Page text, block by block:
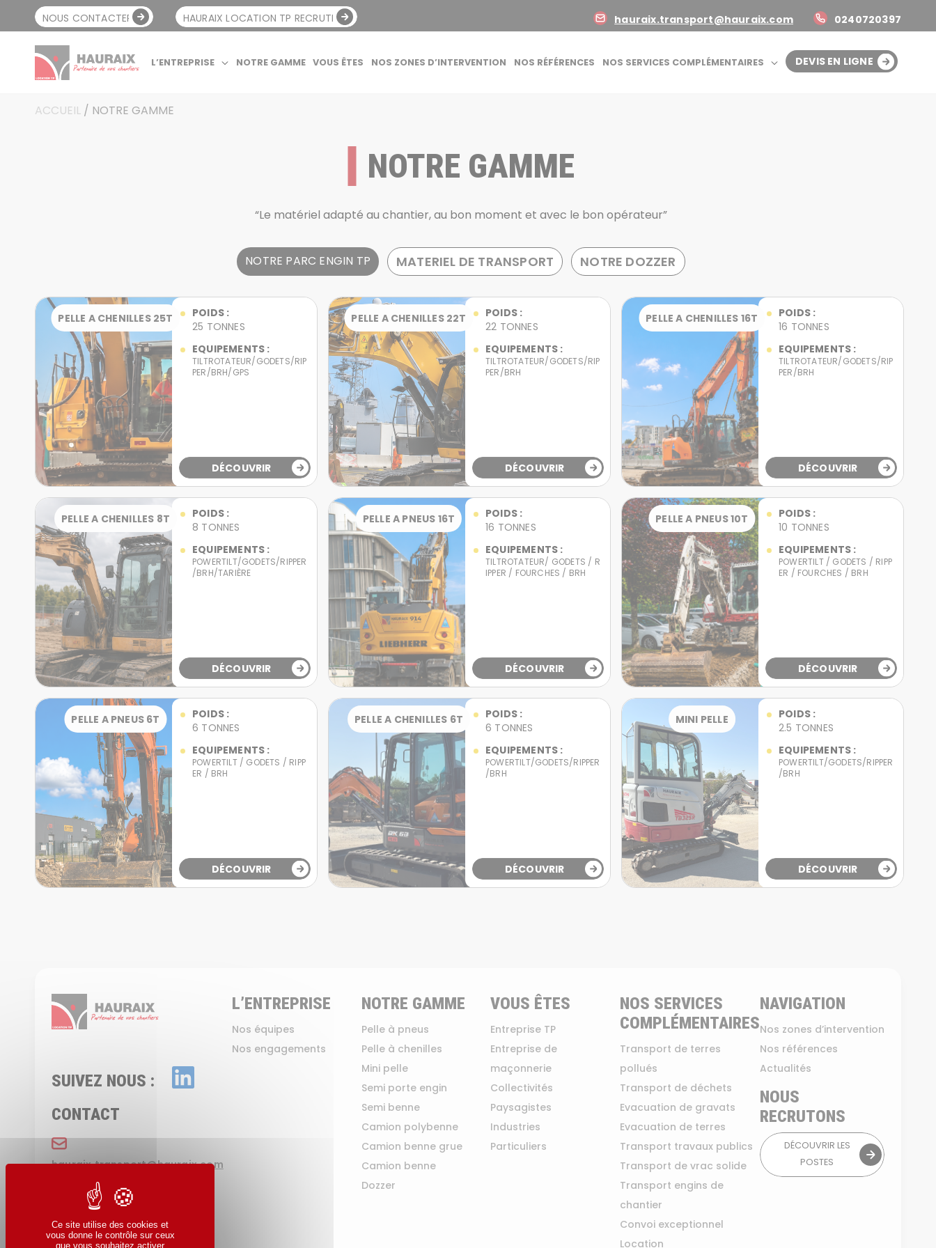
NOUS CONTACTER HAURAIX LOCATION TP RECRUTE hauraix.transport@hauraix.com 0240720397
L’ENTREPRISE NOTRE GAMME VOUS ÊTES NOS ZONES D’INTERVENTION NOS RÉFÉRENCES NOS SERVICES COMPLÉMENTAIRES DEVIS EN LIGNE
ACCUEIL / NOTRE GAMME
NOTRE GAMME
“Le matériel adapté au chantier, au bon moment et avec le bon opérateur”
NOTRE PARC ENGIN TP MATERIEL DE TRANSPORT NOTRE DOZZER
PELLE A CHENILLES 25T
POIDS :
25 TONNES
EQUIPEMENTS :
TILTROTATEUR/GODETS/RIP
PER/BRH/GPS
DÉCOUVRIR
PELLE A CHENILLES 22T
POIDS :
22 TONNES
EQUIPEMENTS :
TILTROTATEUR/GODETS/RIP
PER/BRH
DÉCOUVRIR
PELLE A CHENILLES 16T
POIDS :
16 TONNES
EQUIPEMENTS :
TILTROTATEUR/GODETS/RIP
PER/BRH
DÉCOUVRIR
PELLE A CHENILLES 8T
POIDS :
8 TONNES
EQUIPEMENTS :
POWERTILT/GODETS/RIPPER
/BRH/TARIÈRE
DÉCOUVRIR
PELLE A PNEUS 16T
POIDS :
16 TONNES
EQUIPEMENTS :
TILTROTATEUR/ GODETS / R
IPPER / FOURCHES / BRH
DÉCOUVRIR
PELLE A PNEUS 10T
POIDS :
10 TONNES
EQUIPEMENTS :
POWERTILT / GODETS / RIPP
ER / FOURCHES / BRH
DÉCOUVRIR
PELLE A PNEUS 6T
POIDS :
6 TONNES
EQUIPEMENTS :
POWERTILT / GODETS / RIPP
ER / BRH
DÉCOUVRIR
PELLE A CHENILLES 6T
POIDS :
6 TONNES
EQUIPEMENTS :
POWERTILT/GODETS/RIPPER
/BRH
DÉCOUVRIR
MINI PELLE
POIDS :
2.5 TONNES
EQUIPEMENTS :
POWERTILT/GODETS/RIPPER
/BRH
DÉCOUVRIR
SUIVEZ NOUS :
CONTACT
hauraix.transport@hauraix.com
0240720397
L’ENTREPRISE
Nos équipes
Nos engagements
NOTRE GAMME
Pelle à pneus
Pelle à chenilles
Mini pelle
Semi porte engin
Semi benne
Camion polybenne
Camion benne grue
Camion benne
Dozzer
VOUS ÊTES
Entreprise TP
Entreprise de
maçonnerie
Collectivités
Paysagistes
Industries
Particuliers
NOS SERVICES
COMPLÉMENTAIRES
Transport de terres
pollués
Transport de déchets
Evacuation de gravats
Evacuation de terres
Transport travaux publics
Transport de vrac solide
Transport engins de
chantier
Convoi exceptionnel
Location
NAVIGATION
Nos zones d’intervention
Nos références
Actualités
NOUS
RECRUTONS
DÉCOUVRIR LES
POSTES
Ce site utilise des cookies et
vous donne le contrôle sur ceux
que vous souhaitez activer